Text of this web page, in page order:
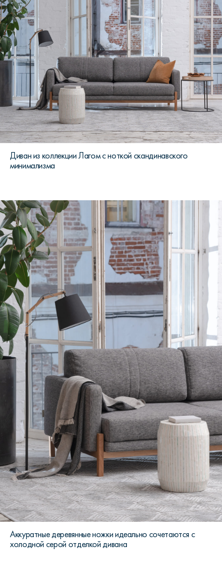
Диван из коллекции Лагом с ноткой скандинавского
минимализма
Аккуратные деревянные ножки идеально сочетаются с
холодной серой отделкой дивана